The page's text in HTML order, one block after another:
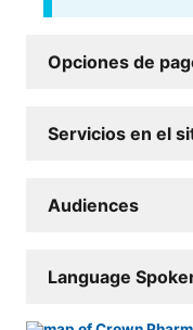
Opciones de
Servicios en el
Audiences
Language